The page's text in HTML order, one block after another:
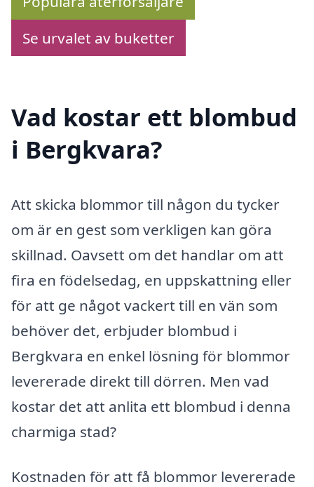
Se urvalet av buketter
Vad kostar ett blombud
i Bergkvara?
Att skicka blommor till någon du tycker
om är en gest som verkligen kan göra
skillnad. Oavsett om det handlar om att
fira en födelsedag, en uppskattning eller
för att ge något vackert till en vän som
behöver det, erbjuder blombud i
Bergkvara en enkel lösning för blommor
levererade direkt till dörren. Men vad
kostar det att anlita ett blombud i denna
charmiga stad?
Kostnaden för att få blommor levererade